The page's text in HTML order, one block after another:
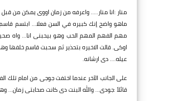
منار :انا منار..... واعرفه من زمان اووى يمكن من
ماهو واضح إنك كبيره في السن فعلا... ابتسم
مهم الفهم المهم الحب وهو بيحبنى انا... واه
اوكى. قالت الاخيره بتحذير ثم سحبت قاسم خلفها
عيله.... دى ارشانه.
على الجانب الآخر عندما اختفت جوجى من امام
قائلاً :جودى... والله البنت دى كانت صحابتى زمان...